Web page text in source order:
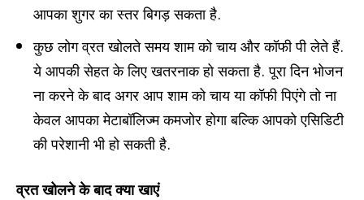
आपका शुगर का स्तर बिगड़ सकता है.
कुछ लोग व्रत खोलते समय शाम को चाय और कॉफी पी लेते हैं.
ये आपकी सेहत के लिए खतरनाक हो सकता है. पूरा दिन भोजन
ना करने के बाद अगर आप शाम को चाय या कॉफी पिएंगे तो ना
केवल आपका मेटाबॉलिज्म कमजोर होगा बल्कि आपको एसिडिटी
की परेशानी भी हो सकती है.
व्रत खोलने के बाद क्या खाएं